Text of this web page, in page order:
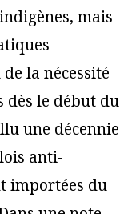
mais
la nécessité
dès le début du
une décennie
anti-
importées du